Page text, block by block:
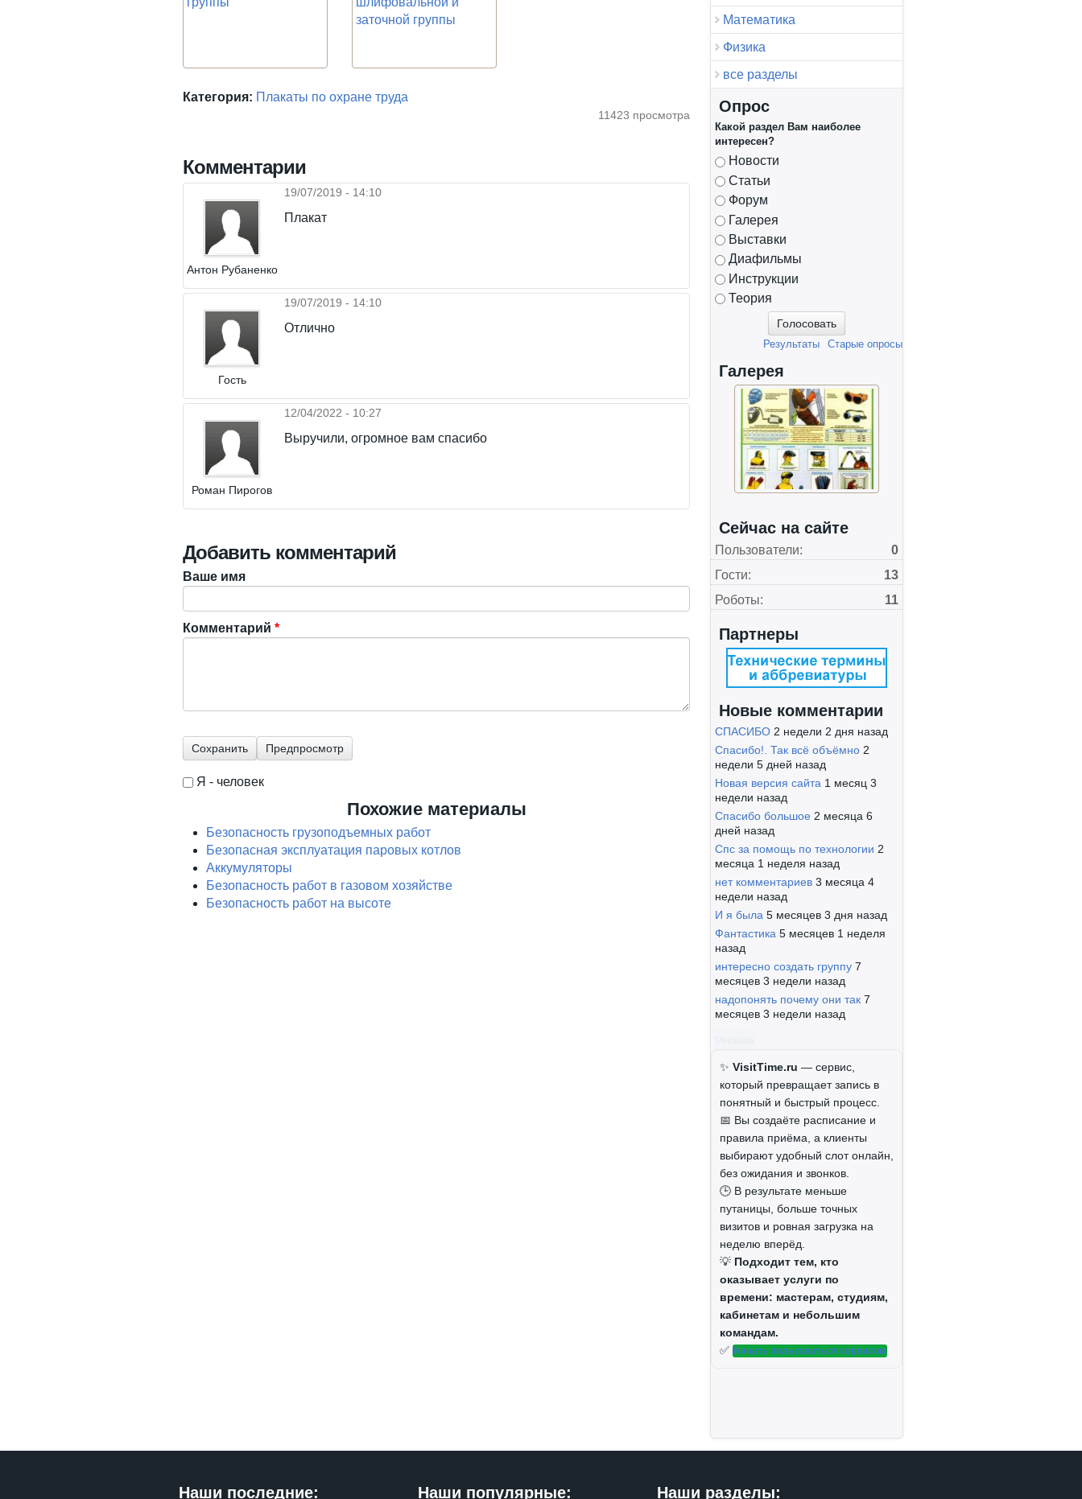
Категория: Плакаты по охране труда
11423 просмотра
Комментарии
Антон Рубаненко
19/07/2019 - 14:10
Плакат
Гость
19/07/2019 - 14:10
Отлично
Роман Пирогов
12/04/2022 - 10:27
Выручили, огромное вам спасибо
Добавить комментарий
Ваше имя
Комментарий *
Я - человек
Похожие материалы
Безопасность грузоподъемных работ
Безопасная эксплуатация паровых котлов
Аккумуляторы
Безопасность работ в газовом хозяйстве
Безопасность работ на высоте
Математика
Физика
все разделы
Опрос
Какой раздел Вам наиболее
интересен?
Варианты
Новости
Статьи
Форум
Галерея
Выставки
Диафильмы
Инструкции
Теория
Старые опросы
Результаты
Галерея
Сейчас на сайте
Пользователи:
0
Гости:
13
Роботы:
11
Партнеры
Новые комментарии
СПАСИБО 2 недели 2 дня назад
Спасибо!. Так всё объёмно 2
недели 5 дней назад
Новая версия сайта 1 месяц 3
недели назад
Спасибо большое 2 месяца 6
дней назад
Спс за помощь по технологии 2
месяца 1 неделя назад
нет комментариев 3 месяца 4
недели назад
И я была 5 месяцев 3 дня назад
Фантастика 5 месяцев 1 неделя
назад
интересно создать группу 7
месяцев 3 недели назад
надопонять почему они так 7
месяцев 3 недели назад
✨ VisitTime.ru — сервис,
который превращает запись в
понятный и быстрый процесс.
📅 Вы создаёте расписание и
правила приёма, а клиенты
выбирают удобный слот онлайн,
без ожидания и звонков.
🕒 В результате меньше
путаницы, больше точных
визитов и ровная загрузка на
неделю вперёд.
💡 Подходит тем, кто
оказывает услуги по
времени: мастерам, студиям,
кабинетам и небольшим
командам.
✅ Начать пользоваться сервисом
Наши последние: Наши популярные: Наши разделы: